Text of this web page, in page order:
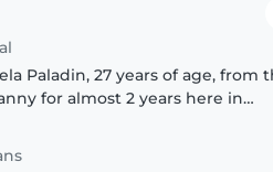
Paladin, 27 years of age, from
for almost 2 years here in